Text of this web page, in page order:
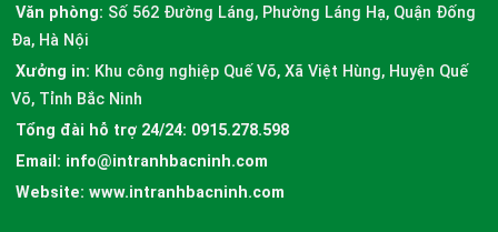
Văn phòng: Số 562 Đường Láng, Phường Láng Hạ, Quận Đống
Đa, Hà Nội
Xưởng in: Khu công nghiệp Quế Võ, Xã Việt Hùng, Huyện Quế
Võ, Tỉnh Bắc Ninh
Tổng đài hỗ trợ 24/24: 0915.278.598
Email: info@intranhbacninh.com
Website: www.intranhbacninh.com